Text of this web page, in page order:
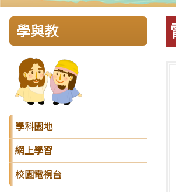
學與教
學科園地
網上學習
校園電視台